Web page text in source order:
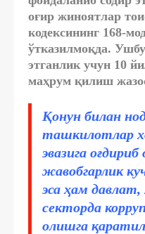
оғир жиноятлар
кодексининг 168-
ўтказилмоқда.
этганлик учун 10
маҳрум қилиш
Қонун билан
ташкилотлар
эвазига
жавобгарлик
эса ҳам давлат,
секторда
олишга